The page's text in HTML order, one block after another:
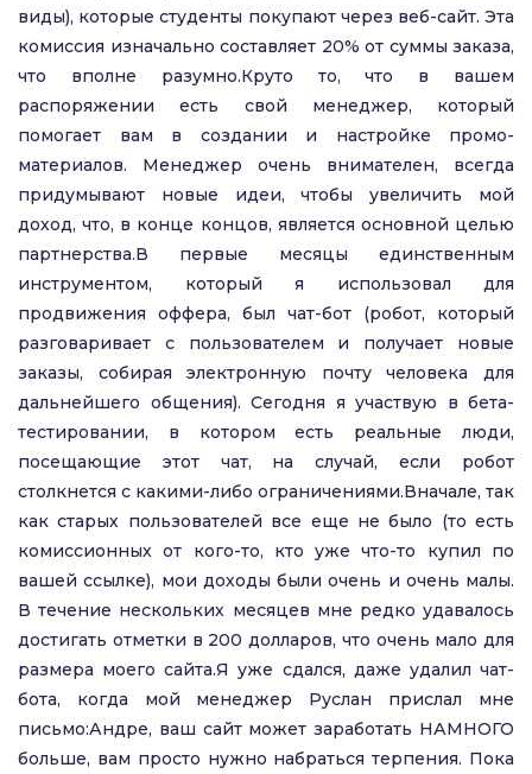
виды), которые студенты покупают через веб-сайт. Эта
комиссия изначально составляет 20% от суммы заказа,
что вполне разумно.Круто то, что в вашем
распоряжении есть свой менеджер, который
помогает вам в создании и настройке промо-
материалов. Менеджер очень внимателен, всегда
придумывают новые идеи, чтобы увеличить мой
доход, что, в конце концов, является основной целью
партнерства.В первые месяцы единственным
инструментом, который я использовал для
продвижения оффера, был чат-бот (робот, который
разговаривает с пользователем и получает новые
заказы, собирая электронную почту человека для
дальнейшего общения). Сегодня я участвую в бета-
тестировании, в котором есть реальные люди,
посещающие этот чат, на случай, если робот
столкнется с какими-либо ограничениями.Вначале, так
как старых пользователей все еще не было (то есть
комиссионных от кого-то, кто уже что-то купил по
вашей ссылке), мои доходы были очень и очень малы.
В течение нескольких месяцев мне редко удавалось
достигать отметки в 200 долларов, что очень мало для
размера моего сайта.Я уже сдался, даже удалил чат-
бота, когда мой менеджер Руслан прислал мне
письмо:Андре, ваш сайт может заработать НАМНОГО
больше, вам просто нужно набраться терпения. Пока